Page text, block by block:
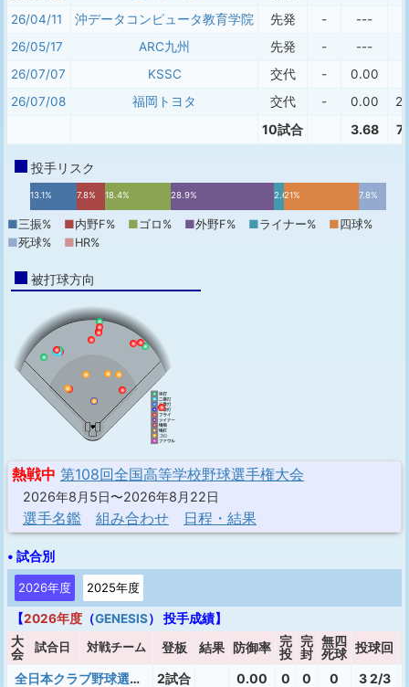
26/04/11
沖データコンピュータ教育学院 先発 - ---
26/05/17
ARC九州 先発 - ---
26/07/07
KSSC 交代 - 0.00
26/07/08
福岡トヨタ 交代 - 0.00 2
10試合 3.68 7
投手リスク
13.1% 7.8% 18.4% 28.9% 2.6%
21% 7.8%
■三振% ■内野F% ■ゴロ% ■外野F% ■ライナー% ■ 四球%
■死球% ■HR%
被打球方向
熱戦中 第108回全国高等学校野球選手権大会
2026年8月5日〜2026年8月22日
選手名鑑 組み合わせ 日程・結果
• 試合別
2026年度 2025年度
【2026年度 （GENESIS） 投手成績】
大
会
試合日 対戦チーム 登板 結果 防御率
完
投
完
封
無四
死球 投球回
全日本クラブ野球選手権九州地区予選 2試合 0.00 0 0 0 3 2/3